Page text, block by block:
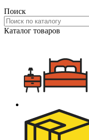
Поиск
Каталог товаров